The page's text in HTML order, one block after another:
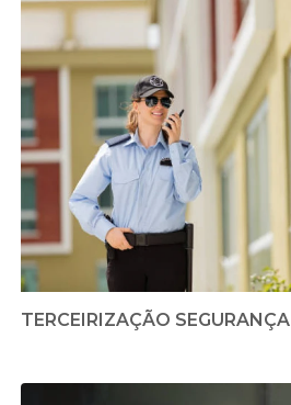
TERCEIRIZAÇÃO SEGURANÇA